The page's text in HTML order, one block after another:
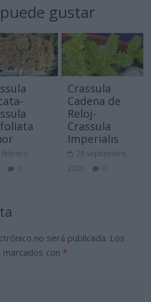
gustar
febrero,
0
Crassula
Cadena de
Reloj-
Crassula
Imperialis
28 septiembre,
2020
0
no será publicada. Los
con *